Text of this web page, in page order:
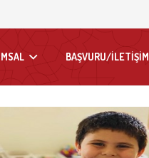
BAŞVURU/İLETİŞİM